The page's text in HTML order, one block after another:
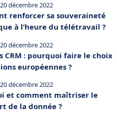
20 décembre 2022
renforcer sa souveraineté
à l’heure du télétravail ?
20 décembre 2022
CRM : pourquoi faire le choix
européennes ?
20 décembre 2022
et comment maîtriser le
de la donnée ?